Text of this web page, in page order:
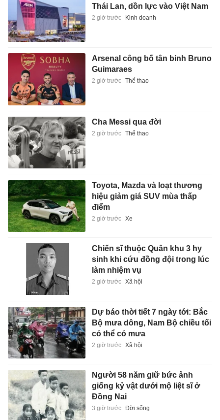
Thái Lan, dồn lực vào Việt Nam
2 giờ trước Kinh doanh
Arsenal công bố tân binh Bruno
Guimaraes
2 giờ trước Thể thao
Cha Messi qua đời
2 giờ trước Thể thao
Toyota, Mazda và loạt thương
hiệu giảm giá SUV mùa thấp
điểm
2 giờ trước Xe
Chiến sĩ thuộc Quân khu 3 hy
sinh khi cứu đồng đội trong lúc
làm nhiệm vụ
2 giờ trước Xã hội
Dự báo thời tiết 7 ngày tới: Bắc
Bộ mưa dông, Nam Bộ chiều tối
có thể có mưa
2 giờ trước Xã hội
Người 58 năm giữ bức ảnh
giống kỷ vật dưới mộ liệt sĩ ở
Đồng Nai
3 giờ trước Đời sống